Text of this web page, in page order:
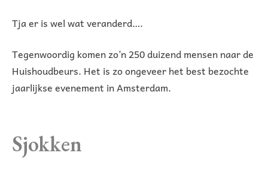
Tja er is wel wat veranderd….
Tegenwoordig komen zo’n 250 duizend mensen naar de
Huishoudbeurs. Het is zo ongeveer het best bezochte
jaarlijkse evenement in Amsterdam.
Sjokken